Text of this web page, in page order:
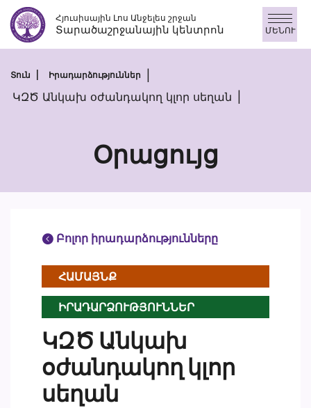
Անցնել
բովանդակությանըՀյուսիսային Լոս Անջելես շրջան
Տարածաշրջանային կենտրոն ՄԵՆՈՒ
Տուն Իրադարձություններ
ԿԶԾ Անկախ օժանդակող կլոր սեղան
Օրացույց
Բոլոր իրադարձությունները
ՀԱՄԱՅՆՔ
ԻՐԱԴԱՐՁՈՒԹՅՈՒՆՆԵՐ
ԿԶԾ Անկախ
օժանդակող կլոր
սեղան